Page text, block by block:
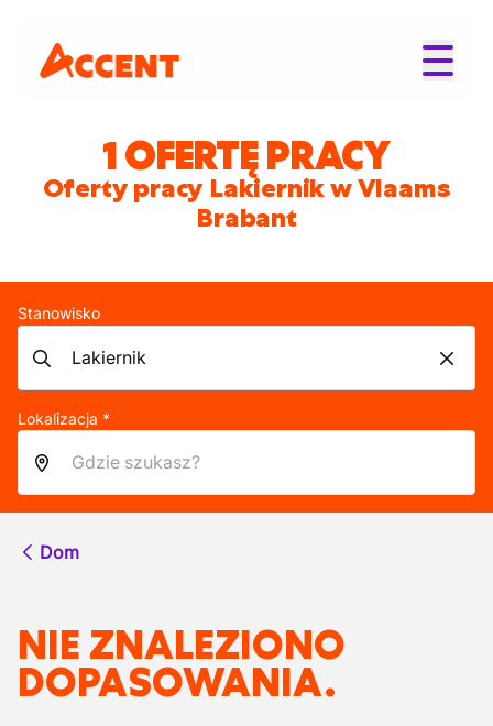
1 OFERTĘ PRACY
Oferty pracy Lakiernik w Vlaams
Brabant
Stanowisko
Lokalizacja *
Dom
NIE ZNALEZIONO
DOPASOWANIA.